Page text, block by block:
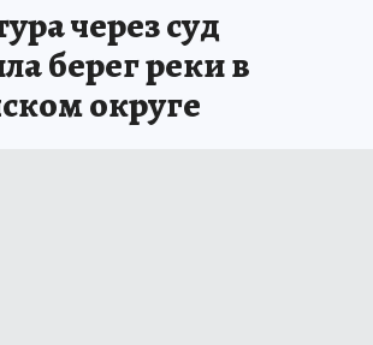
через суд
берег реки в
округе